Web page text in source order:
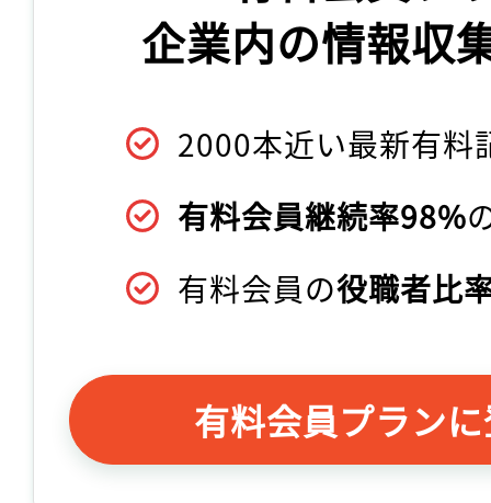
企業内の情報収
2000本近い最新有料
有料会員継続率98%
有料会員の役職者比
有料会員プラン